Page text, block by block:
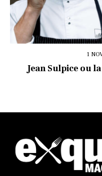
1
Jean Sulpice ou